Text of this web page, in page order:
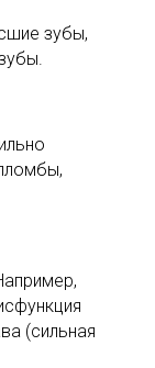
зубы,
(сильная